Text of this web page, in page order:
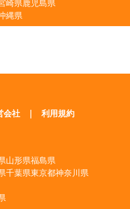
崎県鹿児島県
縄県
会社 ｜ 利用規約
山形県福島県
千葉県東京都神奈川県